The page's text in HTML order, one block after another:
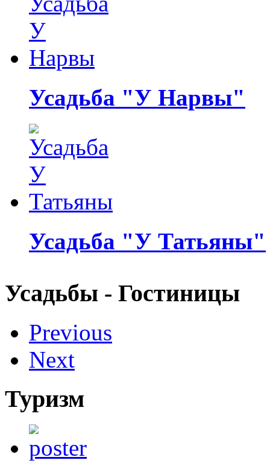
Усадьба "У Нарвы"
Усадьба "У Татьяны"
Усадьбы - Гостиницы
Previous
Next
Туризм